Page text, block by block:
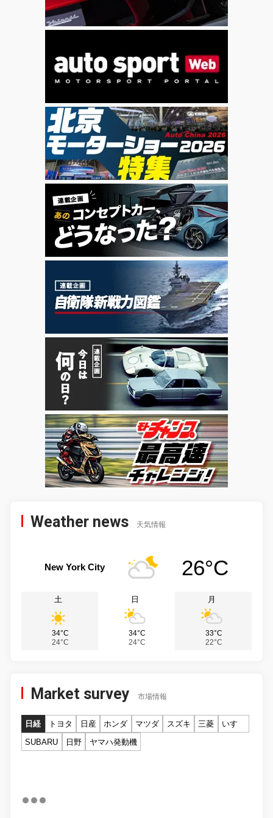
Weather news 天気情報
New York City 26°C
土
34°C
24°C
日
34°C
24°C
月
33°C
22°C
Market survey 市場情報
日経 トヨタ 日産 ホンダ マツダ スズキ 三菱
いすゞ
SUBARU
日野 ヤマハ発動機